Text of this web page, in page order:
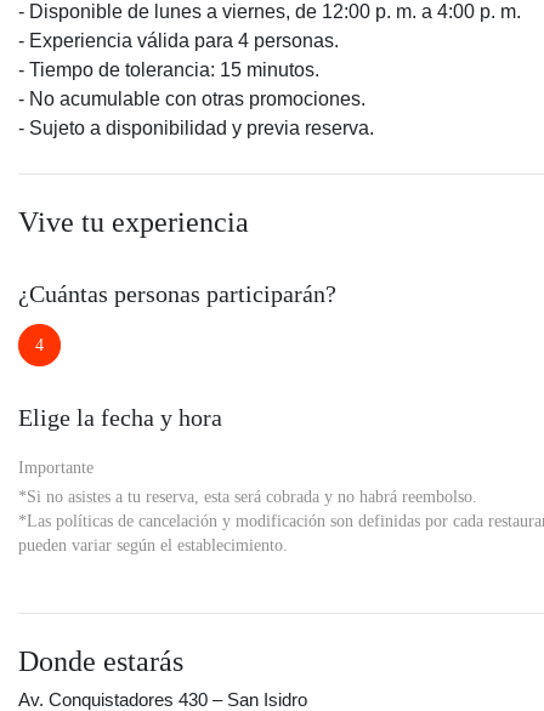
- Disponible de lunes a viernes, de 12:00 p. m. a 4:00 p. m.
- Experiencia válida para 4 personas.
- Tiempo de tolerancia: 15 minutos.
- No acumulable con otras promociones.
- Sujeto a disponibilidad y previa reserva.
Vive tu experiencia
¿Cuántas personas participarán?
4
Elige la fecha y hora
Importante
*Si no asistes a tu reserva, esta será cobrada y no habrá reembolso.
*Las políticas de cancelación y modificación son definidas por cada
pueden variar según el establecimiento.
Donde estarás
Av. Conquistadores 430 – San Isidro